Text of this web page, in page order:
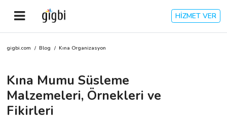
HİZMET VER
Anasayfa
Giriş Yap
Kayıt Ol
gigbi.com / Blog / Kına Organizasyon
Kına Mumu Süsleme
Malzemeleri, Örnekleri ve
Fikirleri